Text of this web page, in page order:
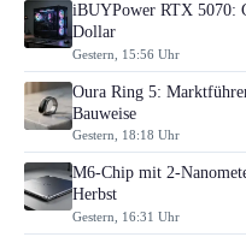
iBUYPower RTX 5070:
Dollar
Gestern, 15:56 Uhr
Oura Ring 5:
Bauweise
Gestern, 18:18 Uhr
M6-Chip mit 2-
Herbst
Gestern, 16:31 Uhr